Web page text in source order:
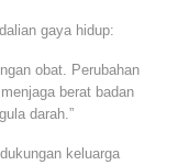
gaya hidup:
obat. Perubahan
berat badan
darah.”
keluarga